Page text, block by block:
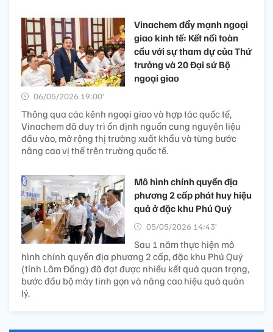
Vinachem đẩy mạnh ngoại
giao kinh tế: Kết nối toàn
cầu với sự tham dự của Thứ
trưởng và 20 Đại sứ Bộ
ngoại giao
06/05/2026 19:00’
Thông qua các kênh ngoại giao và hợp tác quốc tế,
Vinachem đã duy trì ổn định nguồn cung nguyên liệu
đầu vào, mở rộng thị trường xuất khẩu và từng bước
nâng cao vị thế trên trường quốc tế.
Mô hình chính quyền địa
phương 2 cấp phát huy hiệu
quả ở đặc khu Phú Quý
05/05/2026 14:43’
Sau 1 năm thực hiện mô
hình chính quyền địa phương 2 cấp, đặc khu Phú Quý
(tỉnh Lâm Đồng) đã đạt được nhiều kết quả quan trọng,
bước đầu bộ máy tinh gọn và nâng cao hiệu quả quản
lý.